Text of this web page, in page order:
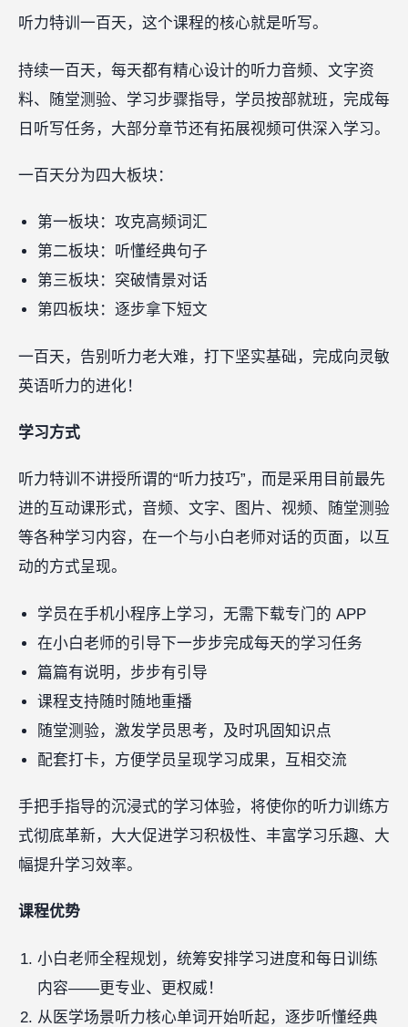
听力特训一百天，这个课程的核心就是听写。
持续一百天，每天都有精心设计的听力音频、文字资
料、随堂测验、学习步骤指导，学员按部就班，完成每
日听写任务，大部分章节还有拓展视频可供深入学习。
一百天分为四大板块：
第一板块：攻克高频词汇
第二板块：听懂经典句子
第三板块：突破情景对话
第四板块：逐步拿下短文
一百天，告别听力老大难，打下坚实基础，完成向灵敏
英语听力的进化！
学习方式
听力特训不讲授所谓的“听力技巧”，而是采用目前最先
进的互动课形式，音频、文字、图片、视频、随堂测验
等各种学习内容，在一个与小白老师对话的页面，以互
动的方式呈现。
学员在手机小程序上学习，无需下载专门的 APP
在小白老师的引导下一步步完成每天的学习任务
篇篇有说明，步步有引导
课程支持随时随地重播
随堂测验，激发学员思考，及时巩固知识点
配套打卡，方便学员呈现学习成果，互相交流
手把手指导的沉浸式的学习体验，将使你的听力训练方
式彻底革新，大大促进学习积极性、丰富学习乐趣、大
幅提升学习效率。
课程优势
小白老师全程规划，统筹安排学习进度和每日训练
内容——更专业、更权威！
从医学场景听力核心单词开始听起，逐步听懂经典